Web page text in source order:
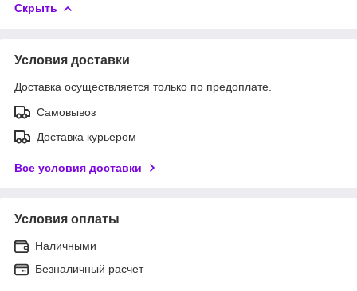
Скрыть
Условия доставки
Доставка осуществляется только по предоплате.
Самовывоз
Доставка курьером
Все условия доставки
Условия оплаты
Наличными
Безналичный расчет